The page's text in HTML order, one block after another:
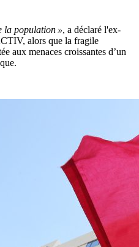
la population », a déclaré l'ex-
alors que la fragile
aux menaces croissantes d’un